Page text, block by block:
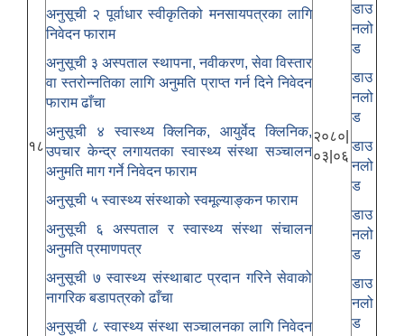
१८
अनुसूची २ पूर्वाधार स्वीकृतिको मनसायपत्रका लागि
निवेदन फाराम
अनुसूची ३ अस्पताल स्थापना, नवीकरण, सेवा विस्तार
वा स्तरोन्नतिका लागि अनुमति प्राप्त गर्न दिने निवेदन
फाराम ढाँचा
अनुसूची ४ स्वास्थ्य क्लिनिक, आयुर्वेद क्लिनिक,
उपचार केन्द्र लगायतका स्वास्थ्य संस्था सञ्चालन
अनुमति माग गर्ने निवेदन फाराम
अनुसूची ५ स्वास्थ्य संस्थाको स्वमूल्याङ्कन फाराम
अनुसूची ६ अस्पताल र स्वास्थ्य संस्था संचालन
अनुमति प्रमाणपत्र
अनुसूची ७ स्वास्थ्य संस्थाबाट प्रदान गरिने सेवाको
नागरिक बडापत्रको ढाँचा
अनुसूची ८ स्वास्थ्य संस्था सञ्चालनका लागि निवेदन
२०८०|
०३|०६
डाउ
नलो
ड
डाउ
नलो
ड
डाउ
नलो
ड
डाउ
नलो
ड
डाउ
नलो
ड